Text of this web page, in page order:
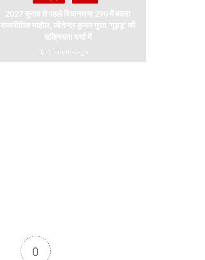
2027 चुनाव से पहले विधानसभा 290 में बदला
राजनीतिक माहौल, जीतेन्द्र कुमार गुप्ता ‘गुड्डू’ की
सक्रियता चर्चा में
4 months ago
0